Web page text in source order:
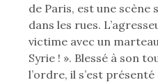
de Paris, est une scène
dans les rues.
victime avec un
Syrie ! ». Blessé à son
l’ordre, il s’est